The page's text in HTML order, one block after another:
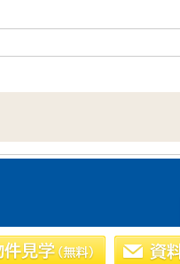
お客様の声